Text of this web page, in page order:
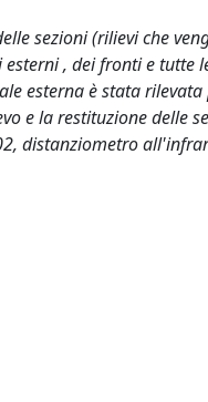
sezioni (rilievi che
, dei fronti e tutte
esterna è stata
e la restituzione delle
distanziometro